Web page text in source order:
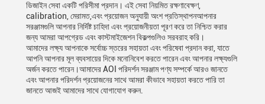
ডিজাইন সেবা একটি পরিসীমা প্রদান। এই সেবা নিয়মিত রক্ষণাবেক্ষণ,
calibration, মেরামত,এবং প্রয়োজন অনুযায়ী অংশ প্রতিস্থাপনআপনার
সরঞ্জামগুলি আপনার নির্দিষ্ট চাহিদা এবং প্রয়োজনীয়তা পূরণ করে তা নিশ্চিত করার
জন্য আমরা আপগ্রেড এবং কাস্টমাইজেশন বিকল্পগুলিও সরবরাহ করি।
আমাদের লক্ষ্য আপনাকে সর্বোচ্চ স্তরের সহায়তা এবং পরিষেবা প্রদান করা, যাতে
আপনি আপনার মূল ব্যবসায়ের দিকে মনোনিবেশ করতে পারেন এবং আপনার লক্ষ্যগুলি
অর্জন করতে পারেন।আমাদের AOI পরিদর্শন সরঞ্জাম পণ্য সম্পর্কে আরও জানতে
এবং আপনার পরিদর্শন প্রয়োজনের সাথে আমরা কীভাবে সহায়তা করতে পারি তা
জানতে আজই আমাদের সাথে যোগাযোগ করুন.